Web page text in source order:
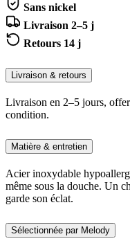
Sans nickel
Livraison 2–5 j
Retours 14 j
Livraison & retours
Livraison en 2–5 jours,
condition.
Matière & entretien
Acier inoxydable
même sous la douche. Un
garde son éclat.
Sélectionnée par Melody